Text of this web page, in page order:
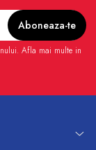
Afla mai multe in